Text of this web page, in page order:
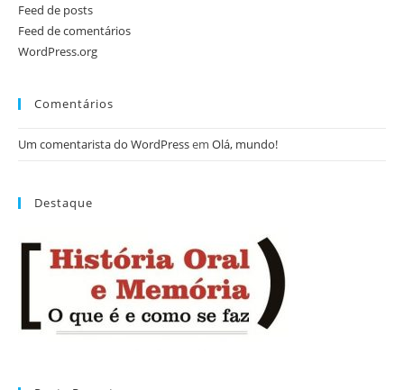
Feed de posts
Feed de comentários
WordPress.org
Comentários
Um comentarista do WordPressem Olá, mundo!
Destaque